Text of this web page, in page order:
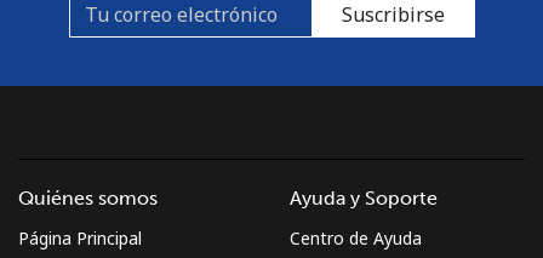
Suscribirse
Quiénes somos
Página Principal
Ayuda y Soporte
Centro de Ayuda